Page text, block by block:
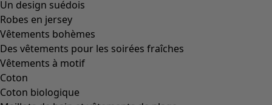
Un design suédois
Robes en jersey
Vêtements bohèmes
Des vêtements pour les soirées fraîches
Vêtements à motif
Coton
Coton biologique